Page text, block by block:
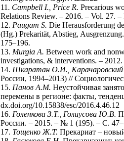
11. Campbell I., Price R. Precarious
Relations Review. – 2016. – Vol. 27.
12. Paugam S. Die Herausforderung
(Hg.) Prekarität, Abstieg,
175–196.
13. Murgia A. Between work and
investigations, & interventions. –
14. Шкаратан О.И.,
России, 1994–2013) //
15. Панов А.М. Неустойчивая
перемены в регионе: факты,
dx.doi.org/10.15838/esc/2016.4.46.12
16. Голенкова З.Т., Голиусова Ю.В.
России. – 2015. – № 1 (195). – С.
17. Тощенко Ж.Т. Прекариат –